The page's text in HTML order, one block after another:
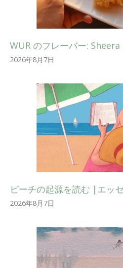
WUR のフレーバー:
2026年8月7日
ビーチの起源を読む |エッ
2026年8月7日